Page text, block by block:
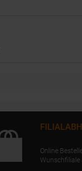
Online
Wunschfiliale